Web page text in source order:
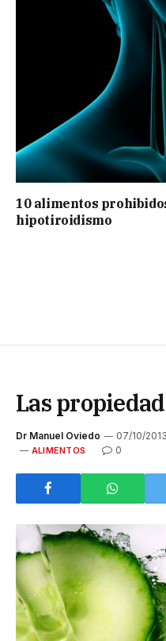
10 alimentos
hipotiroidismo
Las
Dr Manuel Oviedo 07/10/2013
ALIMENTOS 0